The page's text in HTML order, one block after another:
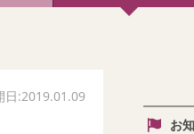
日:2019.01.09
お